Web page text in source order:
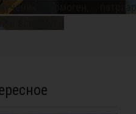
Ермоген, патриарх